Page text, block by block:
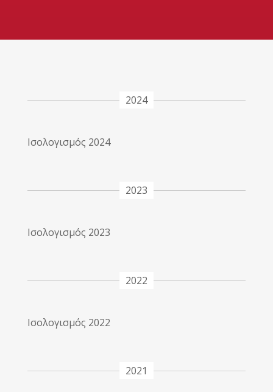
2024
Ισολογισμός 2024
2023
Ισολογισμός 2023
2022
Ισολογισμός 2022
2021